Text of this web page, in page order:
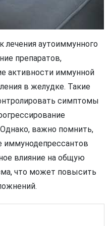
аутоиммунного
препаратов,
активности иммунной
в желудке. Такие
симптомы
Однако, важно помнить,
иммунодепрессантов
влияние на общую
что может повысить